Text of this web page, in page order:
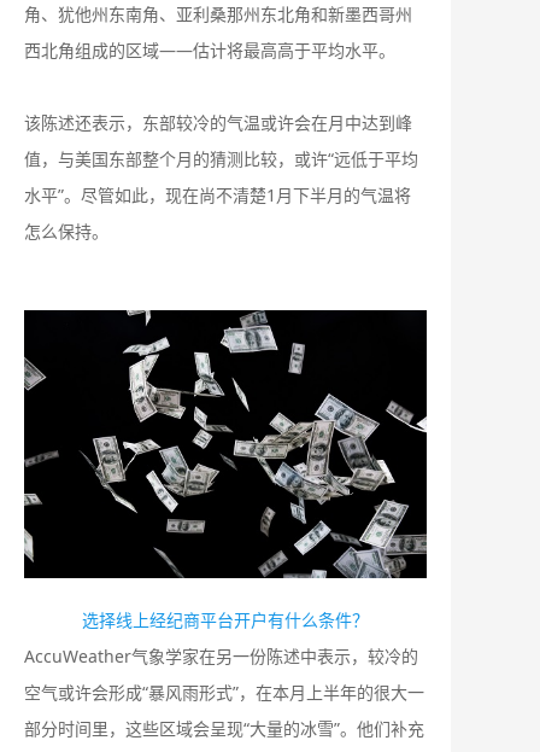
角、犹他州东南角、亚利桑那州东北角和新墨西哥州
西北角组成的区域——估计将最高高于平均水平。
该陈述还表示，东部较冷的气温或许会在月中达到峰
值，与美国东部整个月的猜测比较，或许“远低于平均
水平”。尽管如此，现在尚不清楚1月下半月的气温将
怎么保持。
选择线上经纪商平台开户有什么条件？
AccuWeather气象学家在另一份陈述中表示，较冷的
空气或许会形成“暴风雨形式”，在本月上半年的很大一
部分时间里，这些区域会呈现“大量的冰雪”。他们补充